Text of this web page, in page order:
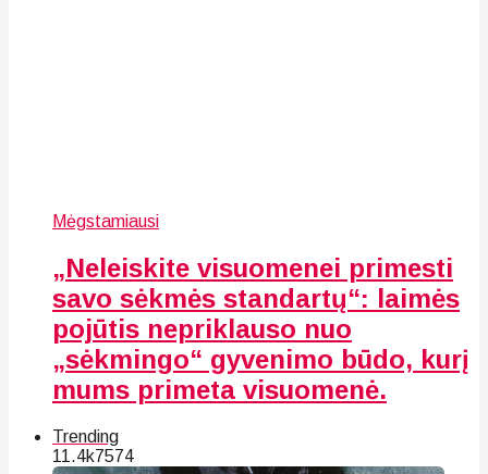
Mėgstamiausi
„Neleiskite visuomenei primesti
savo sėkmės standartų“: laimės
pojūtis nepriklauso nuo
„sėkmingo“ gyvenimo būdo, kurį
mums primeta visuomenė.
Trending
11.4k7574